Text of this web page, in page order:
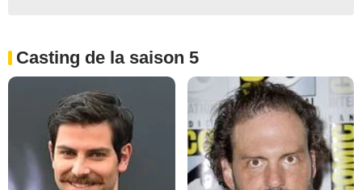
Casting de la saison 5